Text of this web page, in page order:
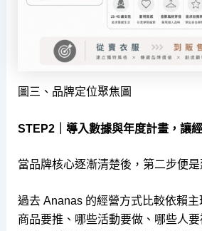
圖三、品牌定位聚焦圖
STEP2｜導入數據與年度計畫，讓
當品牌核心逐漸清楚後，第二步便是
過去 Ananas 的經營方式比較依賴
商品要推、哪些活動要做、哪些人